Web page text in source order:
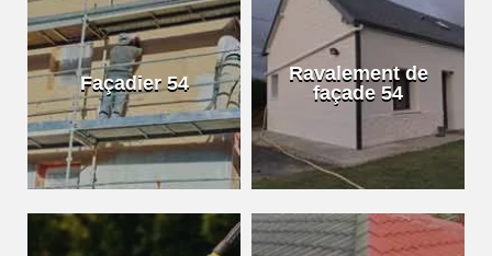
Façadier 54
Ravalement de
façade 54